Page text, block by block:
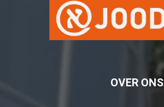
OVER ONS